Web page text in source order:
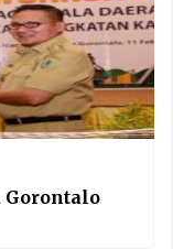
Gorontalo